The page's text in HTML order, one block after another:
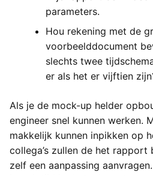
parameters.
Hou rekening met de
voorbeelddocument
slechts twee
er als het er vijftien
Als je de mock-up helder
engineer snel kunnen werken.
makkelijk kunnen inpikken op
collega’s zullen de het
zelf een aanpassing